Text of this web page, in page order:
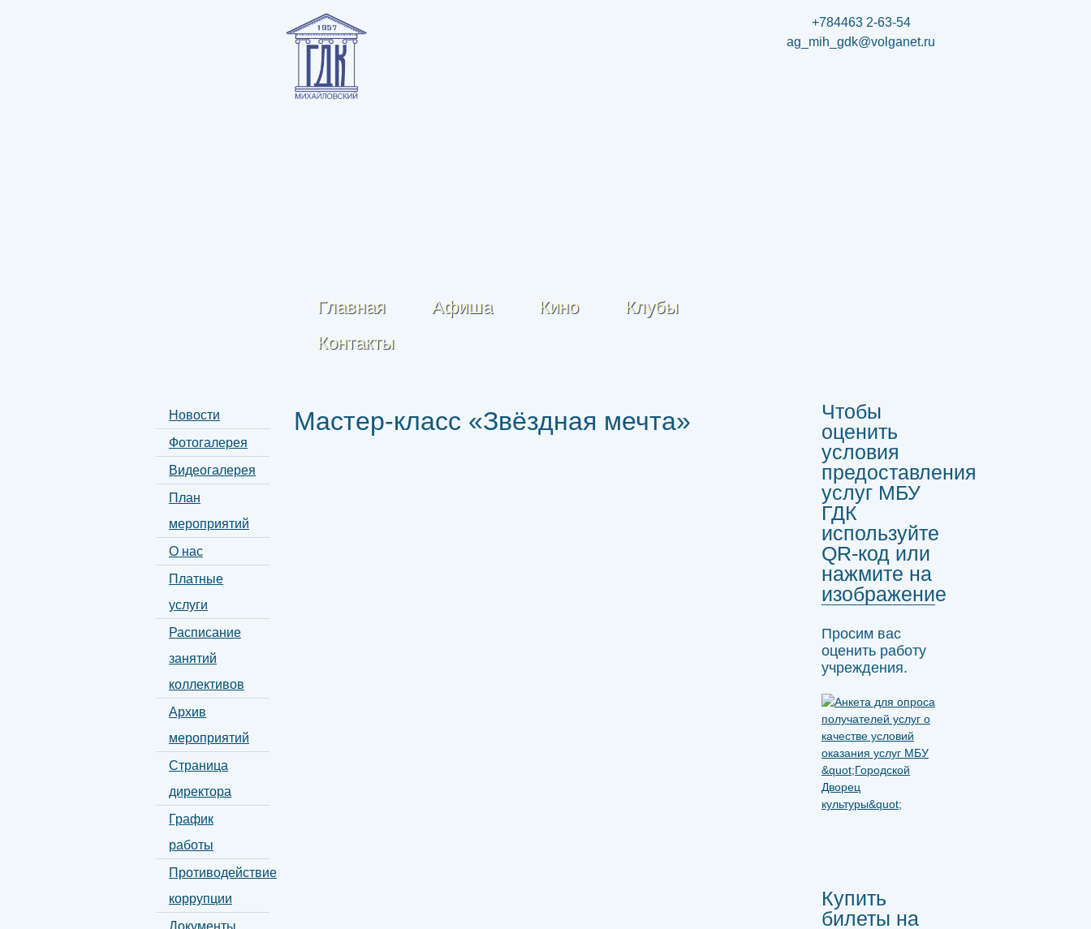
+784463 2-63-54
ag_mih_gdk@volganet.ru
Главная Афиша Кино
Клубы
Контакты
Новости
Фотогалерея
Видеогалерея
План
мероприятий
О нас
Платные
услуги
Расписание
занятий
коллективов
Архив
мероприятий
Страница
директора
График
работы
Противодействие
коррупции
Документы
Мастер-класс «Звёздная мечта»
Чтобы
оценить
условия
предоставления
услуг МБУ
ГДК
используйте
QR-код или
нажмите на
изображение
Просим вас
оценить работу
учреждения.
Купить
билеты на